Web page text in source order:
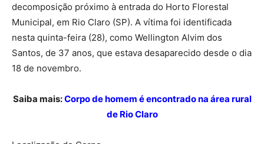
decomposição próximo à entrada do Horto Florestal
Municipal, em Rio Claro (SP). A vítima foi identificada
nesta quinta-feira (28), como Wellington Alvim dos
Santos, de 37 anos, que estava desaparecido desde o dia
18 de novembro.
Saiba mais:Corpo de homem é encontrado na área rural
de Rio Claro